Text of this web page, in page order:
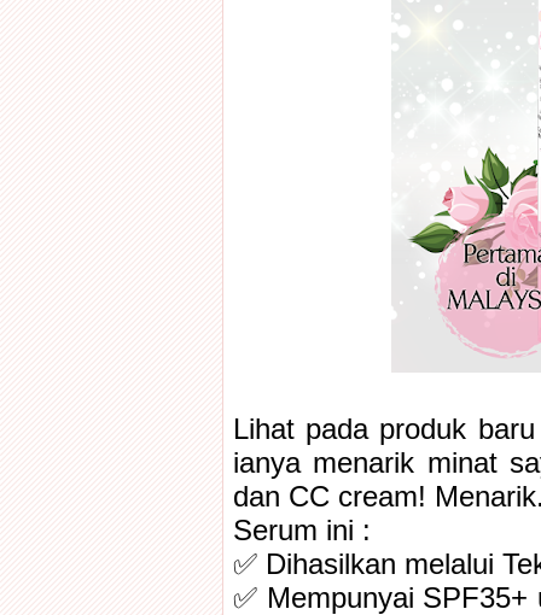
Lihat pada produk
ianya menarik minat
dan CC cream!
Serum ini :
✅ Dihasilkan melalui
✅ Mempunyai